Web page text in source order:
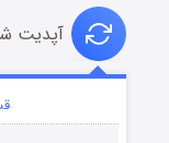
آپدیت